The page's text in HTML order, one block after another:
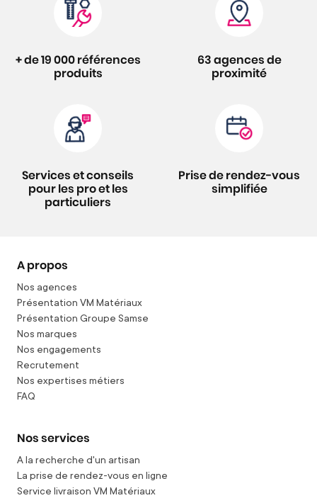
+ de 19 000 références
produits
63 agences de
proximité
Services et conseils
pour les pro et les
particuliers
Prise de rendez-vous
simplifiée
A propos
Nos agences
Présentation VM Matériaux
Présentation Groupe Samse
Nos marques
Nos engagements
Recrutement
Nos expertises métiers
FAQ
Nos services
A la recherche d'un artisan
La prise de rendez-vous en ligne
Service livraison VM Matériaux